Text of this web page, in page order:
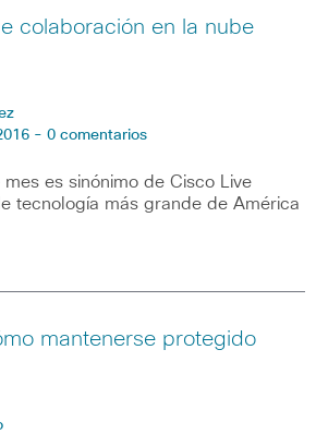
colaboración en la nube
- 0 comentarios
mes es sinónimo de Cisco Live
tecnología más grande de América
mantenerse protegido